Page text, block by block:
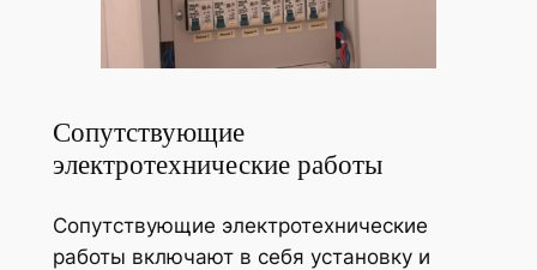
Сопутствующие
электротехнические работы
Сопутствующие электротехнические
работы включают в себя установку и